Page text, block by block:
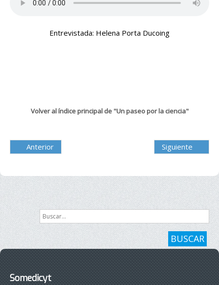
Entrevistada: Helena Porta Ducoing
Volver al índice principal de "Un paseo por la ciencia"
Anterior Siguiente
Buscar...
BUSCAR
Somedicyt